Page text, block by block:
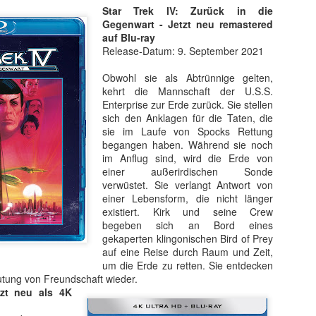
Star Trek IV: Zurück in die
Gegenwart - Jetzt neu remastered
auf Blu-ray
Release-Datum: 9. September 2021
Obwohl sie als Abtrünnige gelten,
kehrt die Mannschaft der U.S.S.
Enterprise zur Erde zurück. Sie stellen
sich den Anklagen für die Taten, die
sie im Laufe von Spocks Rettung
begangen haben. Während sie noch
im Anflug sind, wird die Erde von
einer außerirdischen Sonde
verwüstet. Sie verlangt Antwort von
einer Lebensform, die nicht länger
existiert. Kirk und seine Crew
begeben sich an Bord eines
gekaperten klingonischen Bird of Prey
auf eine Reise durch Raum und Zeit,
um die Erde zu retten. Sie entdecken
von Freundschaft wieder.
neu als 4K
ein Film gezeigt wird. Ich sehe das
der offiziellen Website zu Die Odyssee
Bildmaterial die IMAX-70mm-Fassung
Version bietet, versteht schnell, warum
beengt und regelrecht beschnitten wirkt.
sicher versucht, für jede Version das
– doch Nolans eigentliche Vision bleibt
die nur an wenigen Standorten weltweit
kann.
Es ist, als würde man ein 16:9-Video für Instagram oder TikTok ins
geht dabei fast zwangsläufig verloren – und genau dieses Gefühl
Die Odyssee.
aber ohne Höhepunkt
Film schweres Geschütz auf: hohe Lautstärke, natürliche
ist ein echter Höhepunkt. Alles wirkt durchgehend düster,
die fast drei Stunden Laufzeit erstaunlich wenig hängen. Ein
er ständig präsent ist.